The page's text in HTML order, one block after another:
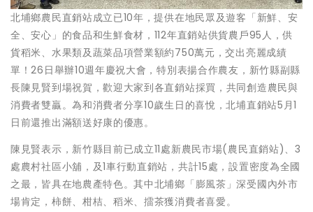
北埔鄉農民直銷站成立已10年，提供在地民眾及遊客「新鮮、安
全、安心」的食品和生鮮食材，112年直銷站供貨農戶95人，供
貨稻米、水果類及蔬菜品項營業額約750萬元，交出亮麗成績
單！26日舉辦10週年慶祝大會，特別表揚合作農友，新竹縣副縣
長陳見賢到場祝賀，歡迎大家到各直銷站採買，共同創造農民與
消費者雙贏。為和消費者分享10歲生日的喜悅，北埔直銷站5月1
日前還推出滿額送好康的優惠。
陳見賢表示，新竹縣目前已成立11處新農民市場(農民直銷站)、3
處農村社區小舖，及1車行動直銷站，共計15處，設置密度為全國
之最，皆具在地農產特色。其中北埔鄉「膨風茶」深受國內外市
場肯定，柿餅、柑桔、稻米、擂茶獲消費者喜愛。